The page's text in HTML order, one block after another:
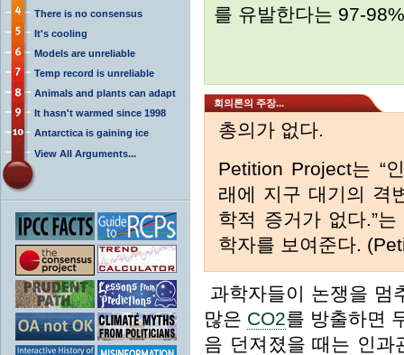
There is no consensus
It's cooling
Models are unreliable
Temp record is unreliable
Animals and plants can adapt
It hasn't warmed since 1998
Antarctica is gaining ice
View All Arguments...
를 유발한다는 97-
회의론의 주장...
총의가 없다.
Petition Project는 “
래에 지구 대기의 격
학적 증거가 없다.”
학자를 보여준다.
과학자들이 논쟁을 멈
많은 CO2를 방출하면
음 던져졌을 때는 인과